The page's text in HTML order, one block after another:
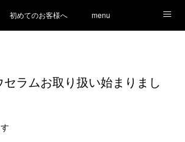
初めてのお客様へ menu
セラムお取り扱い始まりまし